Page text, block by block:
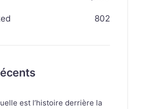
802
est l’histoire derrière la